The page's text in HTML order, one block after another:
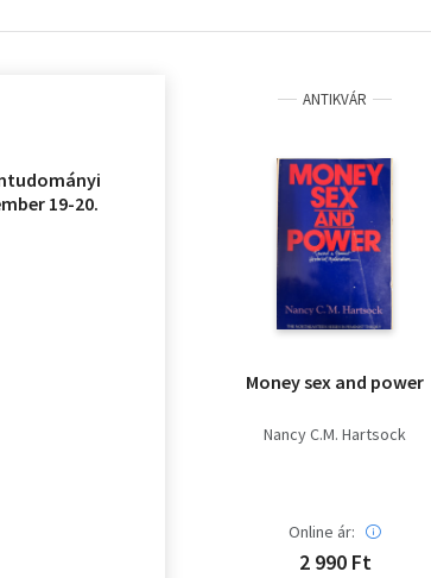
19-20.
ANTIKVÁR
Money sex and power
Nancy C.M. Hartsock
Online ár:
2 990 Ft